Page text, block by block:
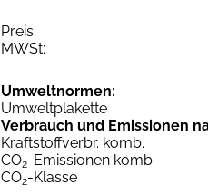
Preis:
MWSt:
Umweltnormen:
Umweltplakette
Verbrauch und Emissionen
Kraftstoffverbr. komb.
CO2-Emissionen komb.
CO2-Klasse